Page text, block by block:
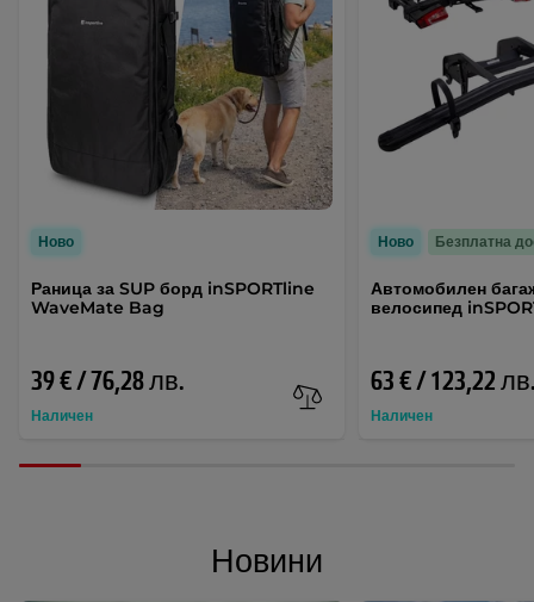
Раница за SUP борд inSPORTline
WaveMate Bag
39 € / 76,28 лв.
Наличен
Ново
Автомобилен
велосипед
63 € / 123,22
Наличен
Ново Безплатна
Новини